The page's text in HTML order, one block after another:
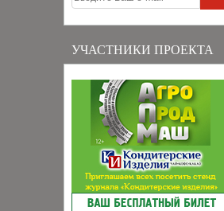
УЧАСТНИКИ ПРОЕКТА